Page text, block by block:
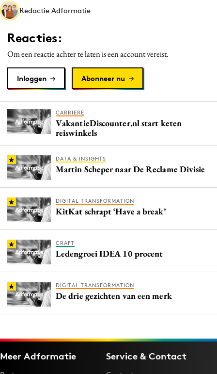
Martech
Media
Merkstrategie
PR
Purpose Marketing
Reputatie & crisis
Redactie Adformatie
Reacties:
Om een reactie achter te laten is een account vereist.
Inloggen Abonneer nu
CARRIERE
VakantieDiscounter.nl start keten
reiswinkels
DATA & INSIGHTS
Martin Scheper naar De Reclame Divisie
DIGITAL TRANSFORMATION
KitKat schrapt ‘Have a break’
CRAFT
Ledengroei IDEA 10 procent
DIGITAL TRANSFORMATION
De drie gezichten van een merk
Meer Adformatie Service & Contact